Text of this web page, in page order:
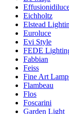
Eichholtz
Elstead
Euroluce
Evi Style
FEDE
Fabbian
Feiss
Fine Art
Flambeau
Flos
Foscarini
Garden Light